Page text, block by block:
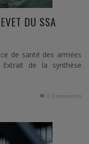
DU SSA
de santé des armées
de la synthèse
0 Comments